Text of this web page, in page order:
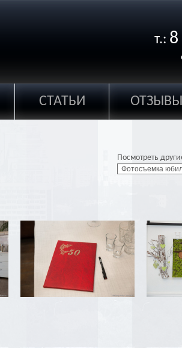
т.:
СТАТЬИ ОТЗЫВЫ
Посмотреть
Фотосъемка